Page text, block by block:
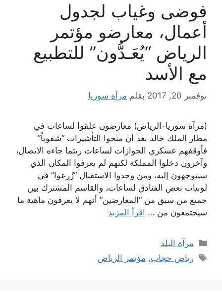
فوضى وغياب لجدول
أعمال، معارضو مؤتمر
الرياض “يُعَـدُّون” للتطبيع
مع الأسد
نوفمبر 20, 2017 بقلم مرآة سوريا
(مرآة سوريا-الرياض) معارضون علقوا لساعات في
مطار الملك خالد بعد أن منحوا التأشيرات “شفوياً”
فأوقفهم عسكري الجوازات لساعات ريثما جاءه الاتصال،
وآخرون دخلوا المملكة لكنهم لم يعرفوا المكان الذي
سيتوجهون إليه، ومن وجدوا الاستقبال “زُرِعوا” في
لوبيات بعض الفنادق لساعات، والقاسم المشترك بين
جميع من سبق من “المعارضين” أنهم لا يعرفون ماهية ما
سيجتمعون من … اقرأ المزيد
التصنيفات
مرآة البلد
الوسوم
رياض حجاب, مؤتمر الرياض